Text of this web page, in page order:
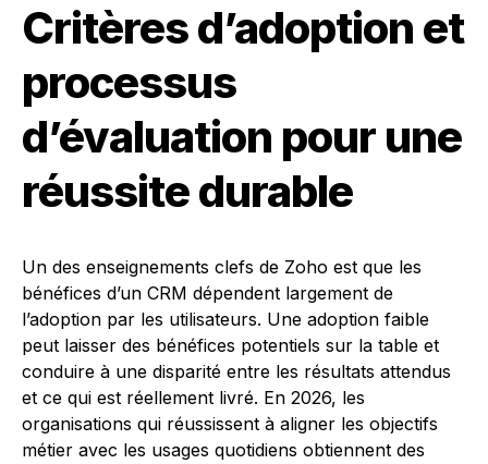
Critères d’adoption et
processus
d’évaluation pour une
réussite durable
Un des enseignements clefs de Zoho est que les
bénéfices d’un CRM dépendent largement de
l’adoption par les utilisateurs. Une adoption faible
peut laisser des bénéfices potentiels sur la table et
conduire à une disparité entre les résultats attendus
et ce qui est réellement livré. En 2026, les
organisations qui réussissent à aligner les objectifs
métier avec les usages quotidiens obtiennent des